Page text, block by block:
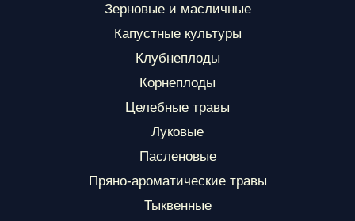
Зерновые и масличные
Капустные культуры
Клубнеплоды
Корнеплоды
Целебные травы
Луковые
Пасленовые
Пряно-ароматические травы
Тыквенные